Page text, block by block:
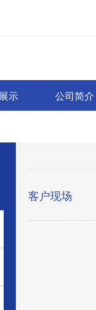
示 公司简介
客户现场